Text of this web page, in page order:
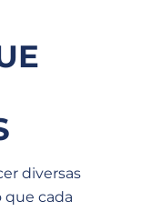
diversas
cada